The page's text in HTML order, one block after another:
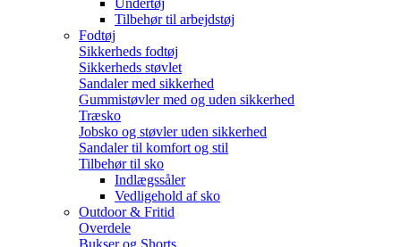
Undertøj
Tilbehør til arbejdstøj
Fodtøj
Sikkerheds fodtøj
Sikkerheds støvlet
Sandaler med sikkerhed
Gummistøvler med og uden sikkerhed
Træsko
Jobsko og støvler uden sikkerhed
Sandaler til komfort og stil
Tilbehør til sko
Indlægssåler
Vedligehold af sko
Outdoor & Fritid
Overdele
Bukser og Shorts